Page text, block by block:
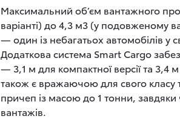
Максимальний об’єм вантажного
варіанті) до 4,3 м3 (у подовженому
— один із небагатьох автомобілів у
Додаткова система Smart Cargo
— 3,1 м для компактної версії та 3,4
також є вражаючою для свого класу
причеп із масою до 1 тонни,
вантажів.